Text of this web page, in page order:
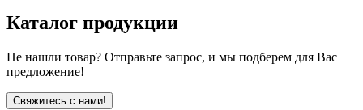
Каталог продукции
Не нашли товар? Отправьте запрос, и мы подберем для Вас
предложение!
Свяжитесь с нами!